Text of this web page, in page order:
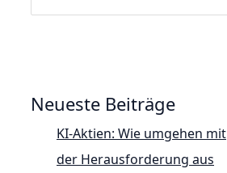
Neueste Beiträge
KI-Aktien: Wie umgehen mit
der Herausforderung aus